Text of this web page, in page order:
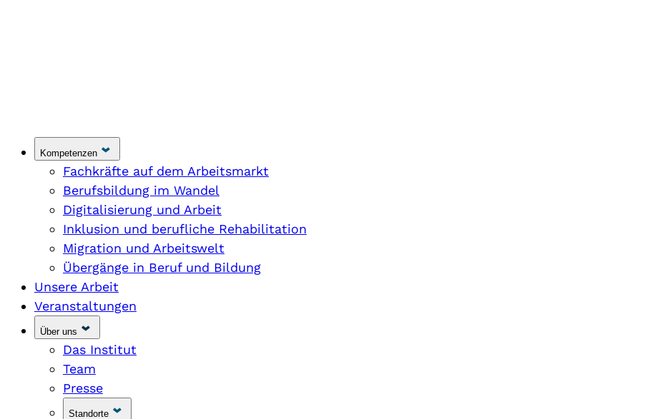
Kompetenzen
Fachkräfte auf dem Arbeitsmarkt
Berufsbildung im Wandel
Digitalisierung und Arbeit
Inklusion und berufliche Rehabilitation
Migration und Arbeitswelt
Übergänge in Beruf und Bildung
Unsere Arbeit
Veranstaltungen
Über uns
Das Institut
Team
Presse
Standorte